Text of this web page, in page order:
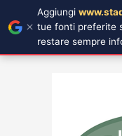
Aggiungi
tue fonti preferite
restare sempre